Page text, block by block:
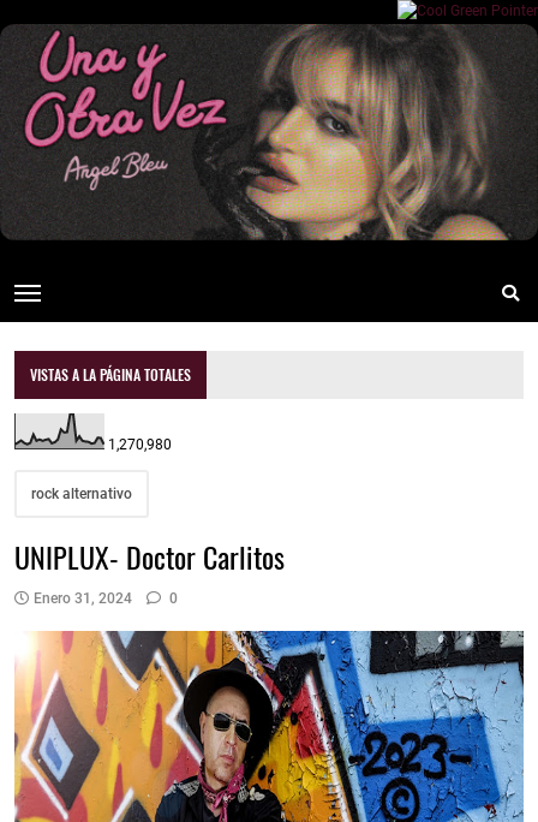
VISTAS A LA PÁGINA TOTALES
1,270,980
rock alternativo
UNIPLUX- Doctor Carlitos
Enero 31, 2024 0